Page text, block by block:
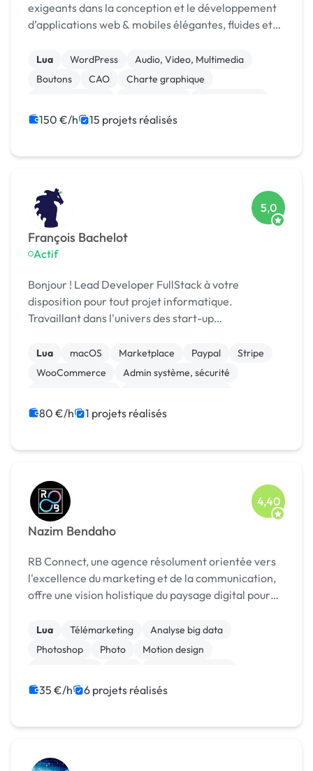
exigeants dans la conception et le développement
d’applications web & mobiles élégantes, fluides et
Lua WordPress
Audio, Video, Multimedia
Boutons
CAO
Charte graphique
Print (flyer, plaquette, affiche...)
150 €/h 15 projets réalisés
François Bachelot
Actif
5,0
Bonjour ! Lead Developer FullStack à votre
disposition pour tout projet informatique.
Travaillant dans l'univers des start-up
compétence solide en développement
informatique. Ma spécialité est...
Lua macOS Marketplace Paypal
Stripe
WooCommerce
Admin système, sécurité
Gestion site web
80 €/h 1 projets réalisés
Nazim Bendaho
4,40
RB Connect, une agence résolument orientée vers
l'excellence du marketing et de la communication,
offre une vision holistique du paysage digital pour
de mon parcours singulier et diversifié, je s...
Lua Télémarketing
Analyse big data
Photoshop
Photo
Motion design
Boutons
35 €/h 6 projets réalisés